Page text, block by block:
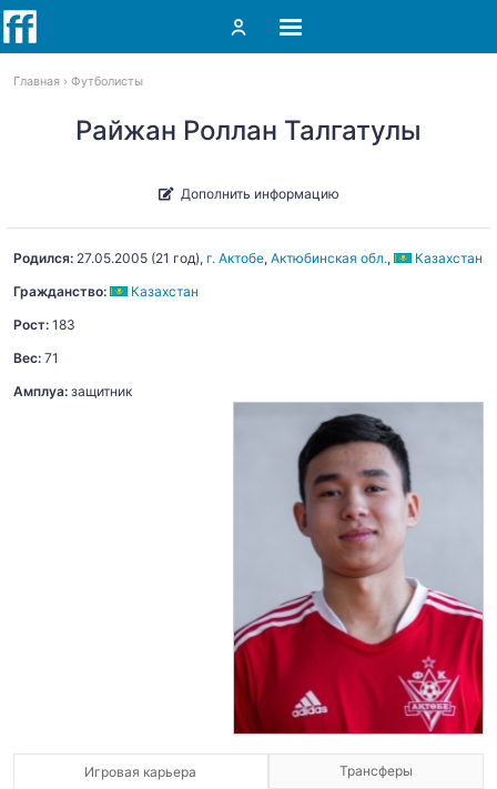
Главная Футболисты
Райжан Роллан Талгатулы
Дополнить информацию
Родился: 27.05.2005 (21 год), г. Актобе, Актюбинская обл.,
Казахстан
Гражданство:
Казахстан
Рост: 183
Вес: 71
Амплуа: защитник
Игровая карьера Трансферы